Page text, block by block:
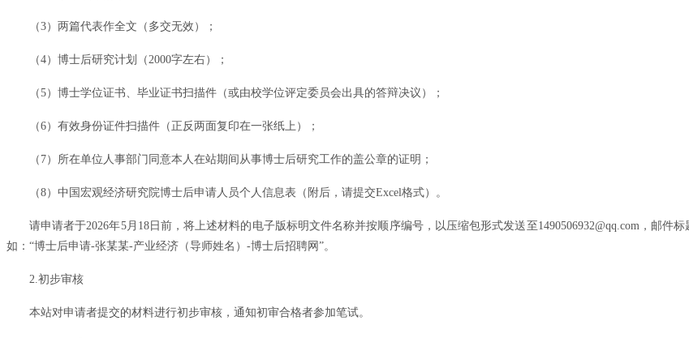
（3）两篇代表作全文（多交无效）；
（4）博士后研究计划（2000字左右）；
（5）博士学位证书、毕业证书扫描件（或由校学位评定委员会出具的答辩决议）；
（6）有效身份证件扫描件（正反两面复印在一张纸上）；
（7）所在单位人事部门同意本人在站期间从事博士后研究工作的盖公章的证明；
（8）中国宏观经济研究院博士后申请人员个人信息表（附后，请提交Excel格式）。
请申请者于2026年5月18日前，将上述材料的电子版标明文件名称并按顺序编号，以压缩包形式发送至1490506932@qq.com，邮件
如：“博士后申请-张某某-产业经济（导师姓名）-博士后招聘网”。
2.初步审核
本站对申请者提交的材料进行初步审核，通知初审合格者参加笔试。